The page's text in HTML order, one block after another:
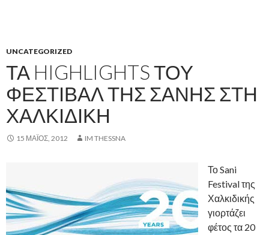
UNCATEGORIZED
ΤΑ HIGHLIGHTS ΤΟΥ
ΦΕΣΤΙΒΆΛ ΤΗΣ ΣΆΝΗΣ ΣΤΗ
ΧΑΛΚΙΔΙΚΉ
15 ΜΆΙΟΣ, 2012 IM THESSNA
Το Sani
Festival της
Χαλκιδικής
γιορτάζει
φέτος τα 20